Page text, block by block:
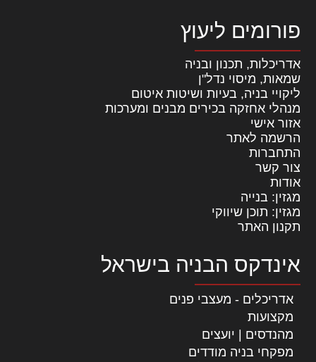
פורומים ליעוץ
אדריכלות, תכנון ובניה
שמאות, מיסוי נדל"ן
ליקויי בניה, בעיות ושיטות איטום
מנהלי אחזקה בכירים מבנים ומערכות
אזור אישי
הרשמה לאתר
התחברות
צור קשר
אודות
מגזין: בנייה
מגזין: תוכן שיווקי
תקנון האתר
אינדקס הבניה בישראל
אדריכלים - מעצבי פנים
מקצועות
מהנדסים | יועצים
מפקחי בניה מודדים